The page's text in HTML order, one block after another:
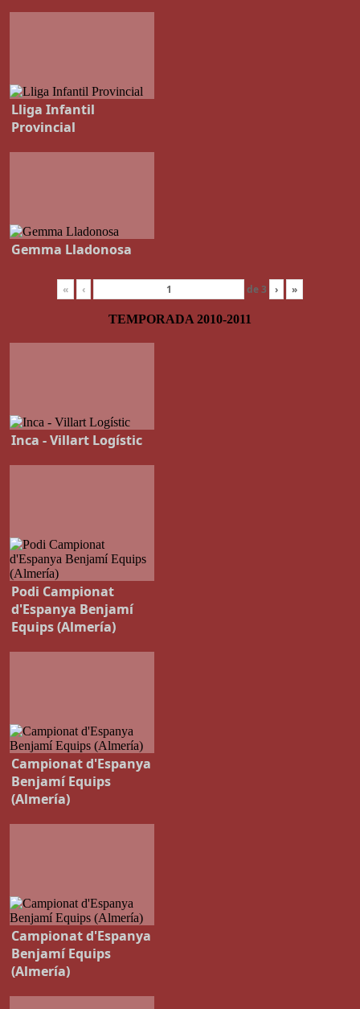
Lliga Infantil
Provincial
Gemma Lladonosa
« ‹ de3 › »
TEMPORADA 2010-2011
Inca - Villart Logístic
Podi Campionat
d'Espanya Benjamí
Equips (Almería)
Campionat d'Espanya
Benjamí Equips
(Almería)
Campionat d'Espanya
Benjamí Equips
(Almería)